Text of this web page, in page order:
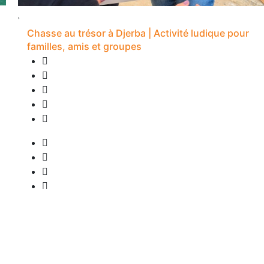
Chasse au trésor à Djerba | Activité ludique pour
familles, amis et groupes